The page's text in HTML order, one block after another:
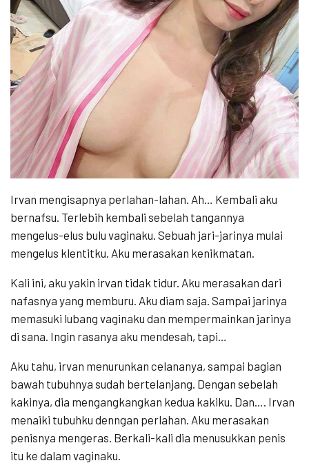
Irvan mengisapnya perlahan-lahan. Ah… Kembali aku
bernafsu. Terlebih kembali sebelah tangannya
mengelus-elus bulu vaginaku. Sebuah jari-jarinya mulai
mengelus klentitku. Aku merasakan kenikmatan.
Kali ini, aku yakin irvan tidak tidur. Aku merasakan dari
nafasnya yang memburu. Aku diam saja. Sampai jarinya
memasuki lubang vaginaku dan mempermainkan jarinya
di sana. Ingin rasanya aku mendesah, tapi…
Aku tahu, irvan menurunkan celananya, sampai bagian
bawah tubuhnya sudah bertelanjang. Dengan sebelah
kakinya, dia mengangkangkan kedua kakiku. Dan…. Irvan
menaiki tubuhku denngan perlahan. Aku merasakan
penisnya mengeras. Berkali-kali dia menusukkan penis
itu ke dalam vaginaku.